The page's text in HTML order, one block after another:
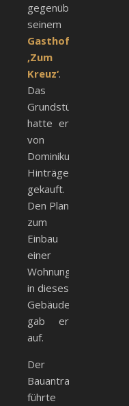
gegenüber
seinem
Gasthofs
‚Zum
Kreuz‘.
Das
Grundstück
hatte er
von
Dominikus
Hinträger
gekauft.
Den Plan
zum
Einbau
einer
Wohnung
in dieses
Gebäude
gab er
auf.
Der
Bauantrag
führte